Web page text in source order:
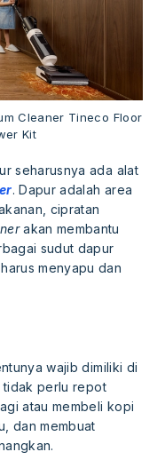
Cleaner Tineco Floor
Kit
seharusnya ada alat
. Dapur adalah area
cipratan
akan membantu
sudut dapur
menyapu dan
wajib dimiliki di
tidak perlu repot
atau membeli kopi
dan membuat